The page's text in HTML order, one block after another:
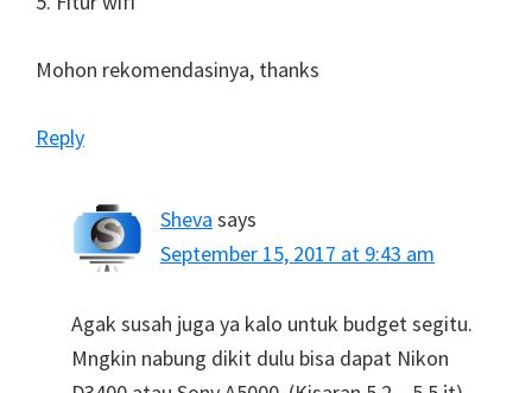
Mohon rekomendasinya, thanks
Reply
Sheva says
September 15, 2017 at 9:43 am
Agak susah juga ya kalo untuk budget segitu.
Mngkin nabung dikit dulu bisa dapat Nikon